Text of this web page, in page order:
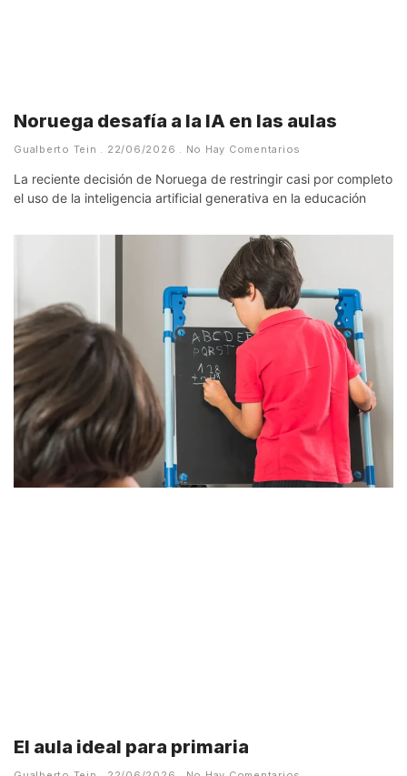
Noruega desafía a la IA en las aulas
Gualberto Tein 22/06/2026 No Hay Comentarios
La reciente decisión de Noruega de restringir casi por completo
el uso de la inteligencia artificial generativa en la educación
El aula ideal para primaria